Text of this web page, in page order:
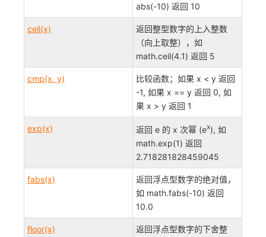
abs(-10) 返回 10
ceil(x)
返回整型数字的上入整数
（向上取整），如
math.ceil(4.1) 返回 5
cmp(x, y)
比较函数；如果 x < y 返回
-1, 如果 x == y 返回 0, 如
果 x > y 返回 1
exp(x) 返回 e 的 x 次幂 (ex), 如
math.exp(1) 返回
2.718281828459045
fabs(x)
返回浮点型数字的绝对值，
如 math.fabs(-10) 返回
10.0
floor(x)
返回浮点型数字的下舍整